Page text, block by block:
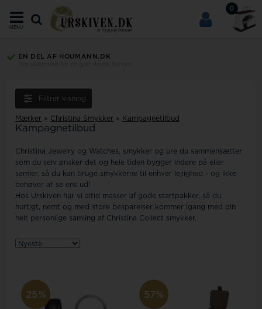
0
MENU
EN DEL AF HOUMANN.DK
Filtrer visning
Mærker » Christina Smykker » Kampagnetilbud
Kampagnetilbud
Christina Jewelry og Watches, smykker og ure du sammensætter
som du selv ønsker det og hele tiden bygger videre på eller
samler, så du kan bruge smykkerne til enhver lejlighed - og ikke
behøver at se ens ud!
Hos Urskiven har vi altid masser af gode startpakker, så du
hurtigt, nemt og med store besparelser kommer igang med din
helt personlige samling af Christina Collect smykker.
25% 57%